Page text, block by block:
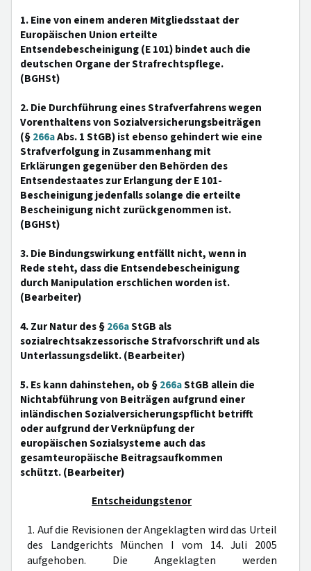
1. Eine von einem anderen Mitgliedsstaat der
Europäischen Union erteilte
Entsendebescheinigung (E 101) bindet auch die
deutschen Organe der Strafrechtspflege.
(BGHSt)
2. Die Durchführung eines Strafverfahrens wegen
Vorenthaltens von Sozialversicherungsbeiträgen
(§266aAbs. 1 StGB) ist ebenso gehindert wie eine
Strafverfolgung in Zusammenhang mit
Erklärungen gegenüber den Behörden des
Entsendestaates zur Erlangung der E 101-
Bescheinigung jedenfalls solange die erteilte
Bescheinigung nicht zurückgenommen ist.
(BGHSt)
3. Die Bindungswirkung entfällt nicht, wenn in
Rede steht, dass die Entsendebescheinigung
durch Manipulation erschlichen worden ist.
(Bearbeiter)
4. Zur Natur des §266aStGB als
sozialrechtsakzessorische Strafvorschrift und als
Unterlassungsdelikt. (Bearbeiter)
5. Es kann dahinstehen, ob §266aStGB allein die
Nichtabführung von Beiträgen aufgrund einer
inländischen Sozialversicherungspflicht betrifft
oder aufgrund der Verknüpfung der
europäischen Sozialsysteme auch das
gesamteuropäische Beitragsaufkommen
schützt. (Bearbeiter)
Entscheidungstenor
1. Auf die Revisionen der Angeklagten wird das Urteil
des Landgerichts München I vom 14. Juli 2005
aufgehoben. Die Angeklagten werden